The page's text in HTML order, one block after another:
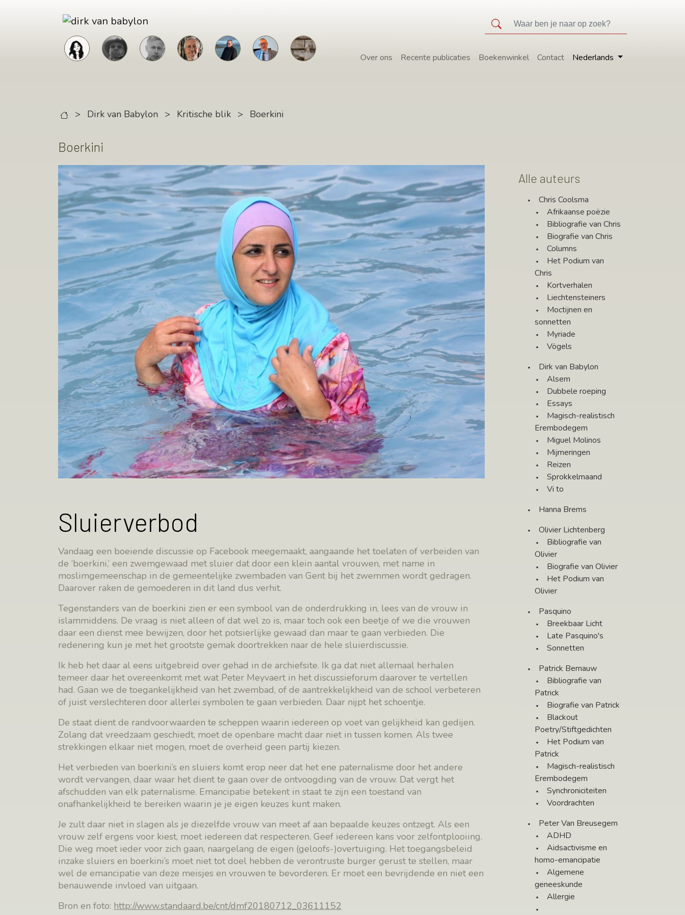
Over ons Recente publicaties Boekenwinkel Contact Nederlands
> Dirk van Babylon > Kritische blik > Boerkini
Boerkini
Sluierverbod
Vandaag een boeiende discussie op Facebook meegemaakt, aangaande het toelaten of verbeiden van
de ‘boerkini,’ een zwemgewaad met sluier dat door een klein aantal vrouwen, met name in
moslimgemeenschap in de gemeentelijke zwembaden van Gent bij het zwemmen wordt gedragen.
Daarover raken de gemoederen in dit land dus verhit.
Tegenstanders van de boerkini zien er een symbool van de onderdrukking in, lees van de vrouw in
islammiddens. De vraag is niet alleen of dat wel zo is, maar toch ook een beetje of we die vrouwen
daar een dienst mee bewijzen, door het potsierlijke gewaad dan maar te gaan verbieden. Die
redenering kun je met het grootste gemak doortrekken naar de hele sluierdiscussie.
Ik heb het daar al eens uitgebreid over gehad in de archiefsite. Ik ga dat niet allemaal herhalen
temeer daar het overeenkomt met wat Peter Meyvaert in het discussieforum daarover te vertellen
had. Gaan we de toegankelijkheid van het zwembad, of de aantrekkelijkheid van de school verbeteren
of juist verslechteren door allerlei symbolen te gaan verbieden. Daar nijpt het schoentje.
De staat dient de randvoorwaarden te scheppen waarin iedereen op voet van gelijkheid kan gedijen.
Zolang dat vreedzaam geschiedt, moet de openbare macht daar niet in tussen komen. Als twee
strekkingen elkaar niet mogen, moet de overheid geen partij kiezen.
Het verbieden van boerkini’s en sluiers komt erop neer dat het ene paternalisme door het andere
wordt vervangen, daar waar het dient te gaan over de ontvoogding van de vrouw. Dat vergt het
afschudden van elk paternalisme. Emancipatie betekent in staat te zijn een toestand van
onafhankelijkheid te bereiken waarin je je eigen keuzes kunt maken.
Je zult daar niet in slagen als je diezelfde vrouw van meet af aan bepaalde keuzes ontzegt. Als een
vrouw zelf ergens voor kiest, moet iedereen dat respecteren. Geef iedereen kans voor zelfontplooiing.
Die weg moet ieder voor zich gaan, naargelang de eigen (geloofs-)overtuiging. Het toegangsbeleid
inzake sluiers en boerkini’s moet niet tot doel hebben de verontruste burger gerust te stellen, maar
wel de emancipatie van deze meisjes en vrouwen te bevorderen. Er moet een bevrijdende en niet een
benauwende invloed van uitgaan.
Bron en foto: http://www.standaard.be/cnt/dmf20180712_03611152
Alle auteurs
Chris Coolsma
Afrikaanse poëzie
Bibliografie van Chris
Biografie van Chris
Columns
Het Podium van
Chris
Kortverhalen
Liechtensteiners
Moctijnen en
sonnetten
Myriade
Vögels
Dirk van Babylon
Alsem
Dubbele roeping
Essays
Magisch-realistisch
Erembodegem
Miguel Molinos
Mijmeringen
Reizen
Sprokkelmaand
Vi to
Hanna Brems
Olivier Lichtenberg
Bibliografie van
Olivier
Biografie van Olivier
Het Podium van
Olivier
Pasquino
Breekbaar Licht
Late Pasquino's
Sonnetten
Patrick Bernauw
Bibliografie van
Patrick
Biografie van Patrick
Blackout
Poetry/Stiftgedichten
Het Podium van
Patrick
Magisch-realistisch
Erembodegem
Synchroniciteiten
Voordrachten
Peter Van Breusegem
ADHD
Aidsactivisme en
homo-emancipatie
Algemene
geneeskunde
Allergie